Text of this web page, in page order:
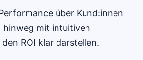
über Kund:innen
hinweg mit intuitiven
ROI klar darstellen.